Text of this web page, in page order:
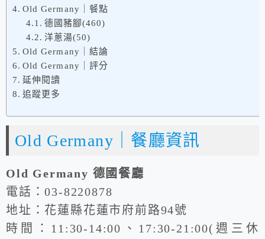
Old Germany｜餐點
德國豬腳(460)
洋蔥湯(50)
Old Germany｜結論
Old Germany｜評分
延伸閱讀
追蹤更多
Old Germany｜餐廳資訊
Old Germany 德國餐廳
電話：03-8220878
地址：花蓮縣花蓮市府前路94號
時間：11:30-14:00、17:30-21:00(週三休